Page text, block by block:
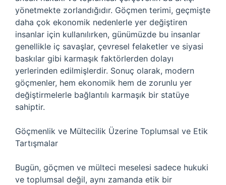
yönetmekte zorlandığıdır. Göçmen terimi, geçmişte
daha çok ekonomik nedenlerle yer değiştiren
insanlar için kullanılırken, günümüzde bu insanlar
genellikle iç savaşlar, çevresel felaketler ve siyasi
baskılar gibi karmaşık faktörlerden dolayı
yerlerinden edilmişlerdir. Sonuç olarak, modern
göçmenler, hem ekonomik hem de zorunlu yer
değiştirmelerle bağlantılı karmaşık bir statüye
sahiptir.
Göçmenlik ve Mültecilik Üzerine Toplumsal ve Etik
Tartışmalar
Bugün, göçmen ve mülteci meselesi sadece hukuki
ve toplumsal değil, aynı zamanda etik bir